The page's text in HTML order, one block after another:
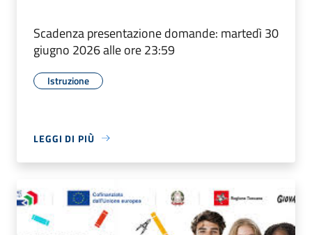
Scadenza presentazione domande: martedì 30
giugno 2026 alle ore 23:59
Istruzione
LEGGI DI PIÙ